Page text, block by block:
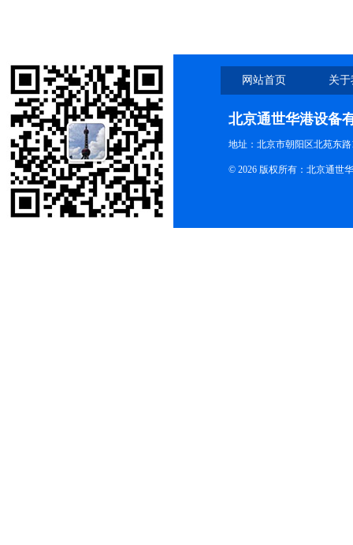
网站首页 关
北京通世华港设备
地址：北京市朝阳区北苑东路
© 2026 版权所有：北京通世